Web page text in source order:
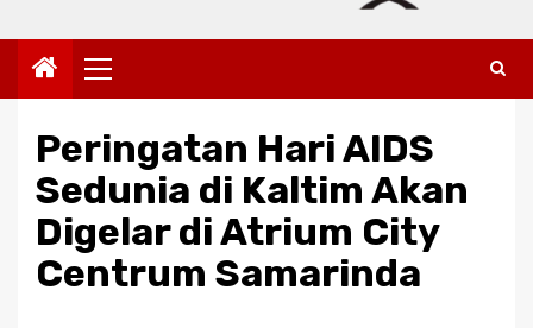
Primary
Menu
Peringatan Hari AIDS
Sedunia di Kaltim Akan
Digelar di Atrium City
Centrum Samarinda